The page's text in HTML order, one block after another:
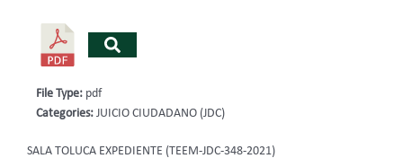
SALA TOLUCA EXPEDIENTE (TEEM-JDC-348-2021)
File Type: pdf
Categories: JUICIO CIUDADANO (JDC)